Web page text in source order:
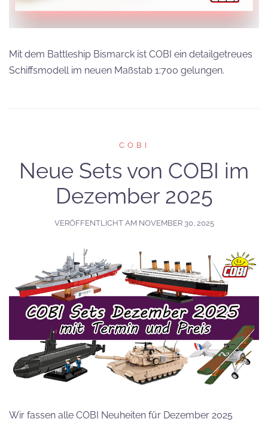
Mit dem Battleship Bismarck ist COBI ein detailgetreues
Schiffsmodell im neuen Maßstab 1:700 gelungen.
COBI
Neue Sets von COBI im
Dezember 2025
VERÖFFENTLICHT AM NOVEMBER 30, 2025
Wir fassen alle COBI Neuheiten für Dezember 2025